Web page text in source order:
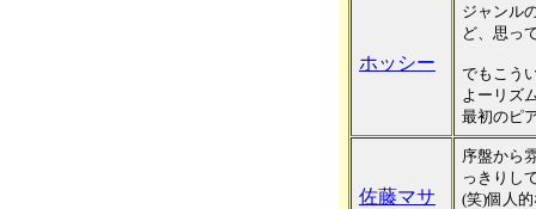
ホッシー
ジャンル
ど、思っ
でもこう
よーリズ
最初のピ
佐藤マサ
序盤から
っきりし
(笑)個人